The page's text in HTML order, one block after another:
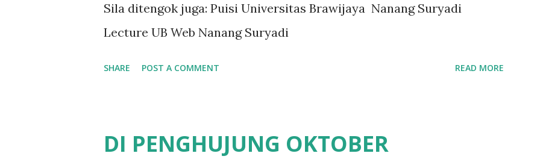
Sila ditengok juga: Puisi Universitas Brawijaya Nanang Suryadi
Lecture UB Web Nanang Suryadi
SHARE POST A COMMENT READ MORE
DI PENGHUJUNG OKTOBER